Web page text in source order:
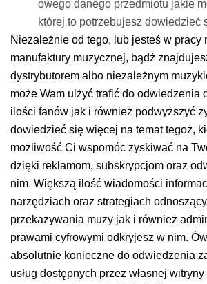
owego danego przedmiotu jakie
której to potrzebujesz dowiedzieć
Niezależnie od tego, lub jesteś w pracy
manufaktury muzycznej, bądź
dystrybutorem albo niezależnym
może Wam ulżyć trafić do odwiedzenia
ilości fanów jak i również podwyższyć
dowiedzieć się więcej na temat tegoż,
możliwość Ci wspomóc zyskiwać na
dzięki reklamom, subskrypcjom oraz
nim. Większą ilość wiadomości
narzędziach oraz strategiach
przekazywania muzy jak i również
prawami cyfrowymi odkryjesz w nim.
absolutnie konieczne do odwiedzenia
usług dostępnych przez własnej